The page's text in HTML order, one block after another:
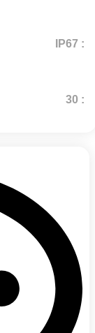
: IP67
: 30